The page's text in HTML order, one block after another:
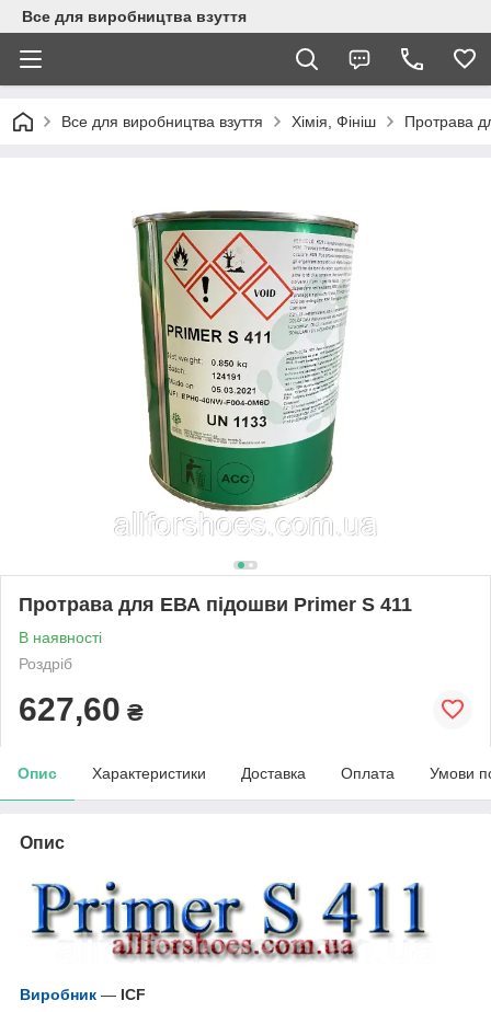
Все для виробництва взуття
Все для виробництва взуття Хімія, Фініш Протрава
Протрава для ЕВА підошви Primer S 411
В наявності
Роздріб
627,60 ₴
Опис Характеристики Доставка Оплата Умови
Опис
Виробник — ICF